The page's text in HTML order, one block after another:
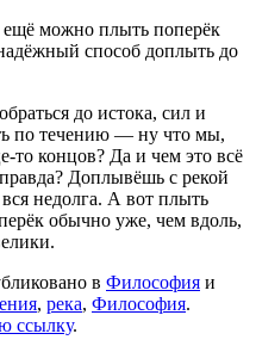
ещё можно плыть поперёк
способ доплыть до
до истока, сил и
по течению — ну что мы,
то концов? Да и чем это всё
Доплывёшь с рекой
недолга. А вот плыть
обычно уже, чем вдоль,
в Философия и
, река, Философия.
ссылку.